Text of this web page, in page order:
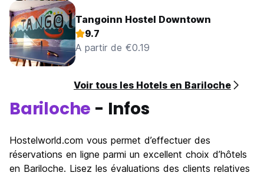
Tangoinn Hostel Downtown
9.7
A partir de €0.19
Voir tous les Hotels en Bariloche
Bariloche - Infos
Hostelworld.com vous permet d’effectuer des
réservations en ligne parmi un excellent choix d’hôtels
en Bariloche. Lisez les évaluations des clients relatives